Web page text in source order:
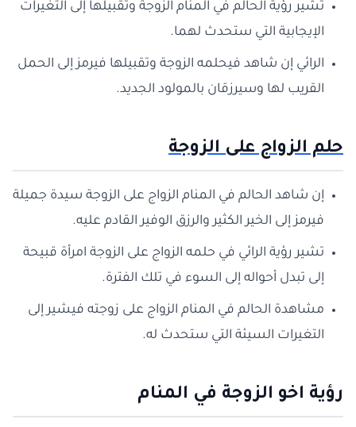
تشير رؤية الحالم في المنام الزوجة وتقبيلها إلى التغيرات
الإيجابية التي ستحدث لهما.
الرائي إن شاهد فيحلمه الزوجة وتقبيلها فيرمز إلى الحمل
القريب لها وسيرزقان بالمولود الجديد.
حلم الزواج على الزوجة
إن شاهد الحالم في المنام الزواج على الزوجة سيدة جميلة
فيرمز إلى الخير الكثير والرزق الوفير القادم عليه.
تشير رؤية الرائي في حلمه الزواج على الزوجة امرأة قبيحة
إلى تبدل أحواله إلى السوء في تلك الفترة.
مشاهدة الحالم في المنام الزواج على زوجته فيشير إلى
التغيرات السيئة التي ستحدث له.
رؤية اخو الزوجة في المنام